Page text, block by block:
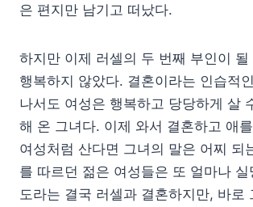
은 편지만 남기고 떠났다.
하지만 이제 러셀의 두 번째 부인이 될
행복하지 않았다. 결혼이라는 인습적
나서도 여성은 행복하고 당당하게 살
해 온 그녀다. 이제 와서 결혼하고 애
여성처럼 산다면 그녀의 말은 어찌 되
를 따르던 젊은 여성들은 또 얼마나 실
도라는 결국 러셀과 결혼하지만, 바로